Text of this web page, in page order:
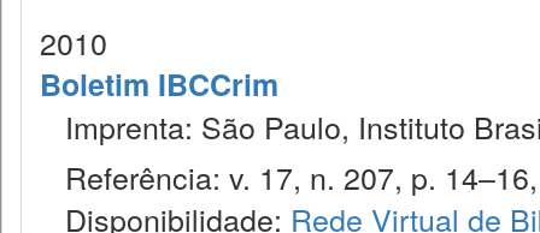
2010
Boletim IBCCrim
Imprenta: São Paulo, Instituto
Referência: v. 17, n. 207, p.
Disponibilidade: Rede Virtual de